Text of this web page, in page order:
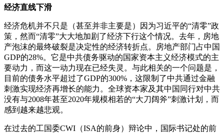
经济直线下滑
经济危机并不只是（甚至并非主要是）因为习近平的“清零”政
策，然而“清零”大大地加剧了经济下行这个情况。去年，房地
产泡沫的最终破裂是决定性的经济转折点。房地产部门占中国
GDP的28%。它是中共债务驱动的国家资本主义经济模式的主
要动力，而这一动力现在已经失灵。与此相关的一个问题是，
目前的债务水平超过了GDP的300%，这限制了中共通过金融
刺激实现经济再增长的能力。全球资本家及其中国同行对中共
没有与2008年甚至2020年规模相若的“大刀阔斧”刺激计划，而
感到越来越悲观。
在过去的工国委CWI（ISA的前身）辩论中，国际书记处的前